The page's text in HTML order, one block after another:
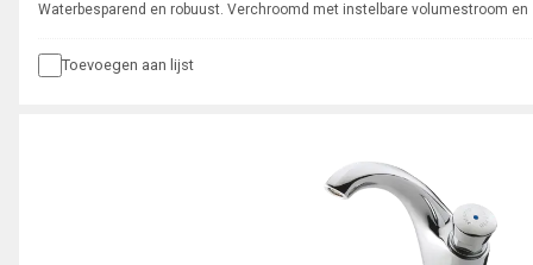
Waterbesparend en robuust. Verchroomd met instelbare volumestroom
Toevoegen aan lijst